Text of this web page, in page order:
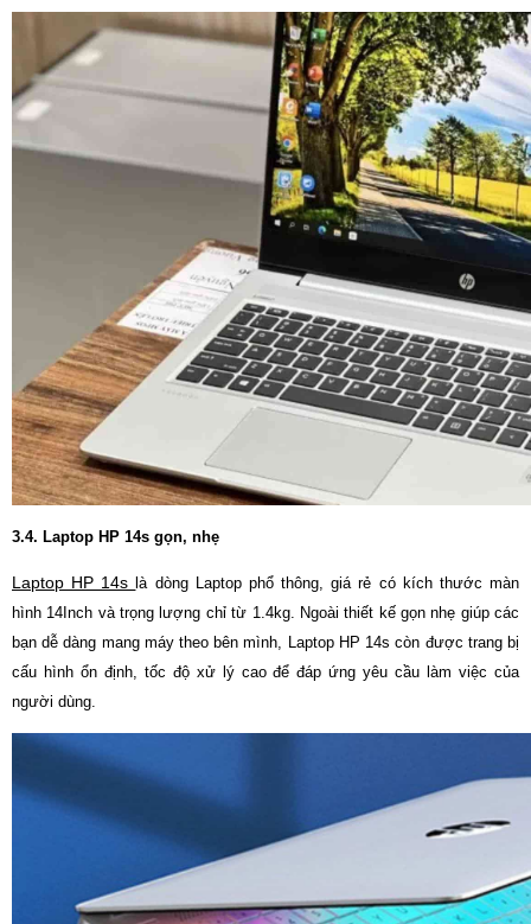
3.4. Laptop HP 14s gọn, nhẹ
Laptop HP 14slà dòng Laptop phổ thông, giá rẻ có kích thước màn
hình 14Inch và trọng lượng chỉ từ 1.4kg. Ngoài thiết kế gọn nhẹ giúp các
bạn dễ dàng mang máy theo bên mình, Laptop HP 14s còn được trang bị
cấu hình ổn định, tốc độ xử lý cao để đáp ứng yêu cầu làm việc của
người dùng.